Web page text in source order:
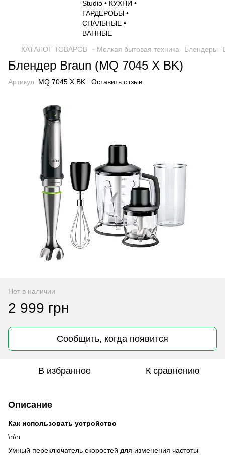
КАТАЛОГ ТОВАРОВ ◦ Мелкая бытовая техника Блендеры
Блендер Braun (MQ 7045 X BK)
Артикул: MQ 7045 X BK Оставить отзыв
Нет в наличии
2 999 грн
Сообщить, когда появится
В избранное К сравнению
Описание
Как использовать устройство
\n\n
Умный переключатель скоростей для изменения частоты